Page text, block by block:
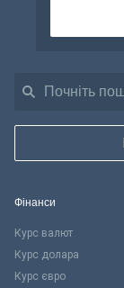
Фінанси
Курс валют
Курс долара
Курс євро